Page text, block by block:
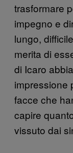
trasformare
impegno e
lungo,
merita di
di Icaro
impressione
facce che
capire
vissuto dai